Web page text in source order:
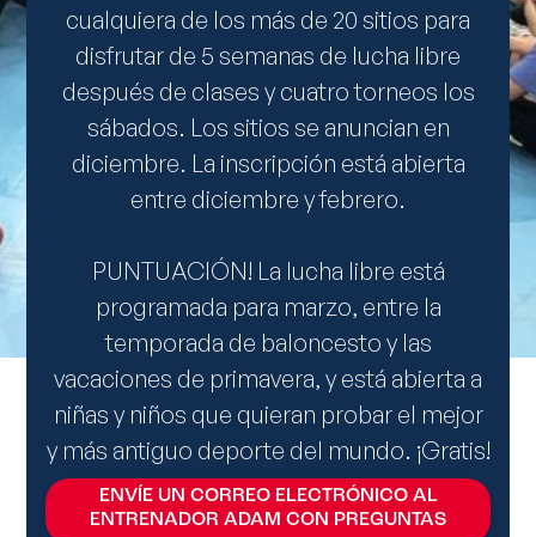
cualquiera de los más de 20 sitios para
disfrutar de 5 semanas de lucha libre
después de clases y cuatro torneos los
sábados. Los sitios se anuncian en
diciembre. La inscripción está abierta
entre diciembre y febrero.
PUNTUACIÓN! La lucha libre está
programada para marzo, entre la
temporada de baloncesto y las
vacaciones de primavera, y está abierta a
niñas y niños que quieran probar el mejor
y más antiguo deporte del mundo. ¡Gratis!
ENVÍE UN CORREO ELECTRÓNICO AL
ENTRENADOR ADAM CON PREGUNTAS